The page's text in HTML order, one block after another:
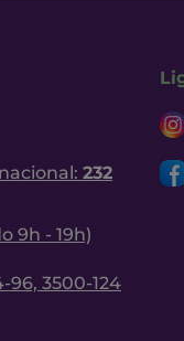
232
9h - 19h)
3500-124